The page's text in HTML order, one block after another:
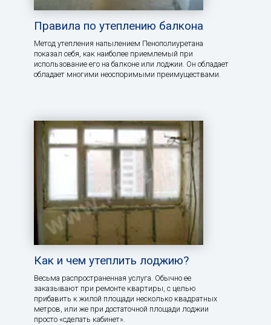
Правила по утеплению балкона
Метод утепления напылением Пенополиуретана
показал себя, как наиболее приемлемый при
использование его на балконе или лоджии. Он обладает
обладает многими неоспоримыми преимуществами.
Как и чем утеплить лоджию?
Весьма распространенная услуга. Обычно ее
заказывают при ремонте квартиры, с целью
прибавить к жилой площади несколько квадратных
метров, или же при достаточной площади лоджии
просто «сделать кабинет».